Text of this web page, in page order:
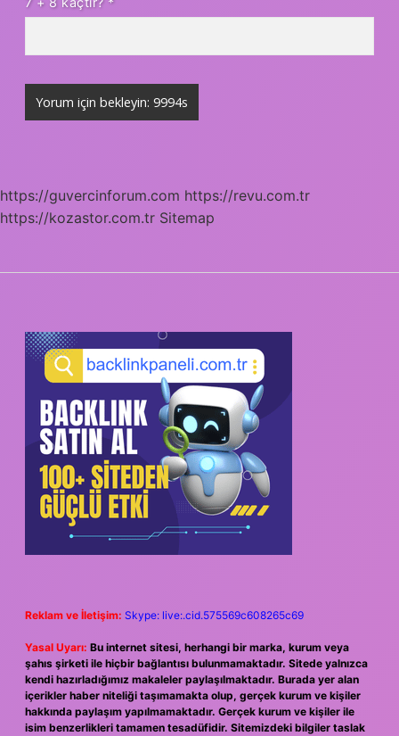
https://guvercinforum.com https://revu.com.tr
https://kozastor.com.tr Sitemap
SIDEBAR
Reklam ve İletişim: Skype: live:.cid.575569c608265c69
Yasal Uyarı: Bu internet sitesi, herhangi bir marka, kurum veya
şahıs şirketi ile hiçbir bağlantısı bulunmamaktadır. Sitede yalnızca
kendi hazırladığımız makaleler paylaşılmaktadır. Burada yer alan
içerikler haber niteliği taşımamakta olup, gerçek kurum ve kişiler
hakkında paylaşım yapılmamaktadır. Gerçek kurum ve kişiler ile
isim benzerlikleri tamamen tesadüfidir. Sitemizdeki bilgiler taslak